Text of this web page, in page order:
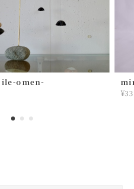
でしっくりくるものがずっと
ちらに出逢って、これだ！！
際に届いたら可愛いとカッコ
、 最高でした！使っていって
しみです！
だったのですね〜！ いろ
んたちの声を聞いている
してしっくりきてくれて
omen-